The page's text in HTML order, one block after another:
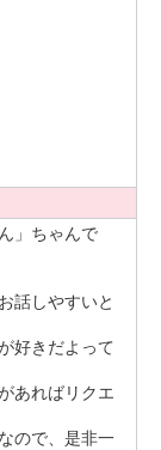
ーだけ）
飯や美味しい
ます
ています！弾
す♪
をよく着ます
彼氏さんの好
べ歩きなどな
」ちゃんで
話しやすいと
好きだよって
あればリクエ
ので、是非一